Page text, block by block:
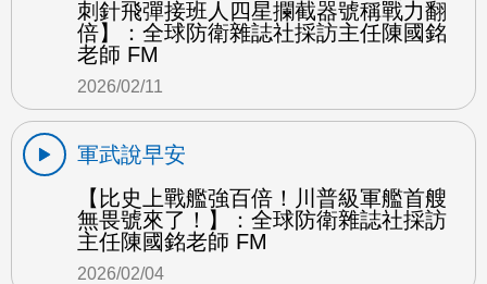
刺針飛彈接班人四星攔截器號稱戰力翻
倍】：全球防衛雜誌社採訪主任陳國銘
老師 FM
2026/02/11
軍武說早安
【比史上戰艦強百倍！川普級軍艦首艘
無畏號來了！】：全球防衛雜誌社採訪
主任陳國銘老師 FM
2026/02/04